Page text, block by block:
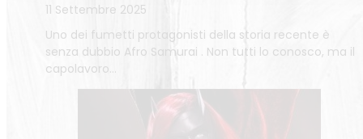
11 Settembre 2025
Uno dei fumetti protagonisti della storia recente è
senza dubbio Afro Samurai . Non tutti lo conosco, ma il
capolavoro…